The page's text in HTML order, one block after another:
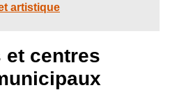
artistique
et centres